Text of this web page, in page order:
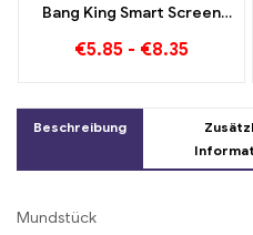
Bang King Smart Screen
den entspannenden
€5.85 - €8.35
Beschreibung
Mundstück